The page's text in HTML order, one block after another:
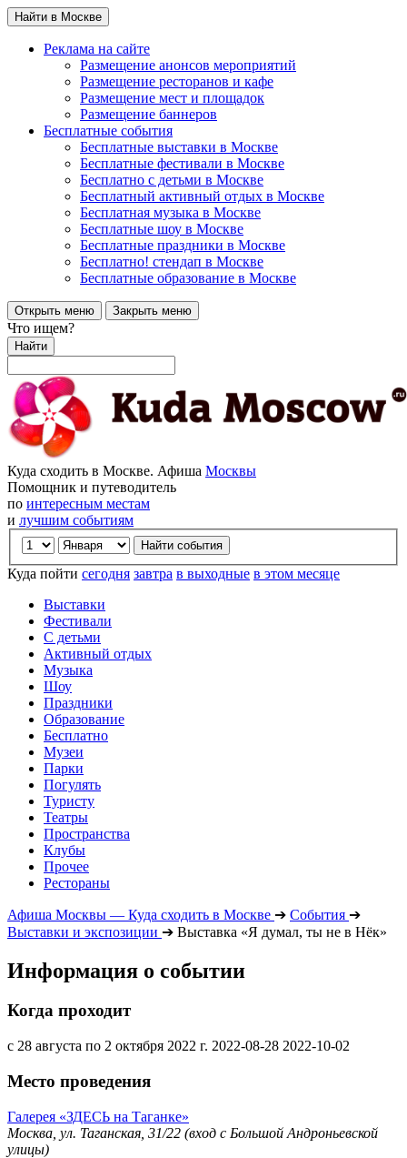
Найти в Москве
Реклама на сайте
Размещение анонсов мероприятий
Размещение ресторанов и кафе
Размещение мест и площадок
Размещение баннеров
Бесплатные события
Бесплатные выставки в Москве
Бесплатные фестивали в Москве
Бесплатно с детьми в Москве
Бесплатный активный отдых в Москве
Бесплатная музыка в Москве
Бесплатные шоу в Москве
Бесплатные праздники в Москве
Бесплатно! стендап в Москве
Бесплатные образование в Москве
Открыть меню Закрыть меню
Что ищем?
Найти
Куда сходить в Москве. Афиша Москвы
Помощник и путеводитель
по интересным местам
и лучшим событиям
Куда пойти сегодня завтра в выходные в этом месяце
Выставки
Фестивали
С детьми
Активный отдых
Музыка
Шоу
Праздники
Образование
Бесплатно
Музеи
Парки
Погулять
Туристу
Театры
Пространства
Клубы
Прочее
Рестораны
Афиша Москвы — Куда сходить в Москве ➔ События ➔
Выставки и экспозиции ➔ Выставка «Я думал, ты не в Нёк»
Информация о событии
Когда проходит
с 28 августа по 2 октября 2022 г. 2022-08-28 2022-10-02
Место проведения
Галерея «ЗДЕСЬ на Таганке»
Москва, ул. Таганская, 31/22 (вход с Большой Андроньевской
улицы)